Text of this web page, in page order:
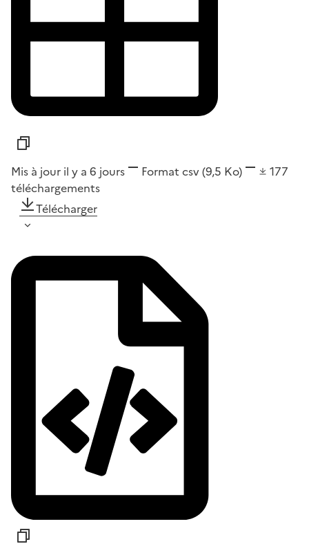
Mis à jour il y a 6 jours Format csv(9,5 Ko)
177
téléchargements
Télécharger